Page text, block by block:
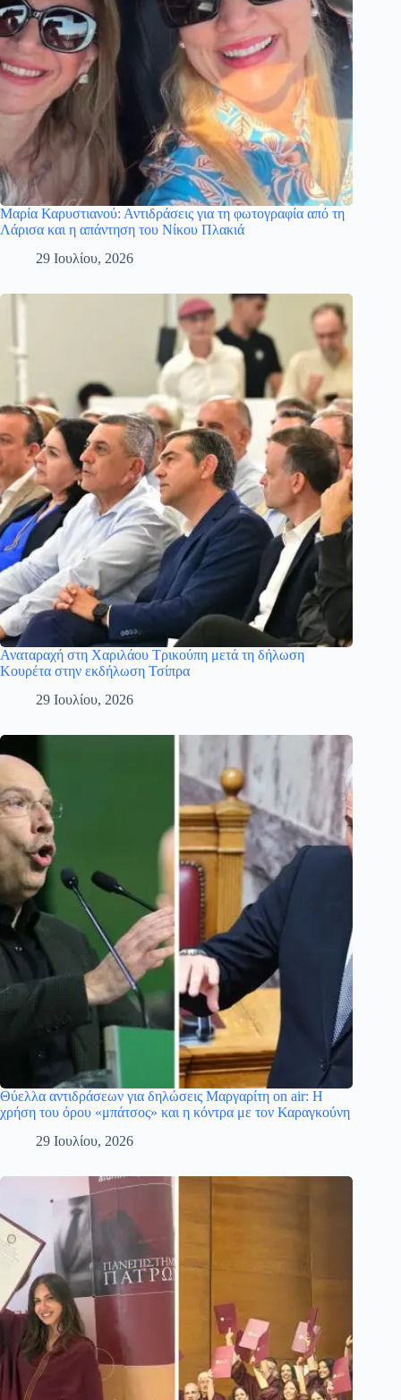
Μαρία Καρυστιανού: Αντιδράσεις για τη φωτογραφία από τη
Λάρισα και η απάντηση του Νίκου Πλακιά
29 Ιουλίου, 2026
Αναταραχή στη Χαριλάου Τρικούπη μετά τη δήλωση
Κουρέτα στην εκδήλωση Τσίπρα
29 Ιουλίου, 2026
Θύελλα αντιδράσεων για δηλώσεις Μαργαρίτη on air: Η
χρήση του όρου «μπάτσος» και η κόντρα με τον Καραγκούνη
29 Ιουλίου, 2026